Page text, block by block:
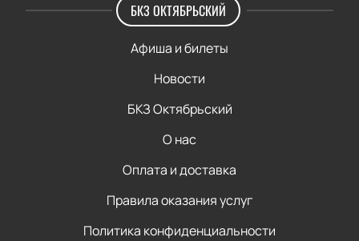
БКЗ ОКТЯБРЬСКИЙ
Афиша и билеты
Новости
БКЗ Октябрьский
О нас
Оплата и доставка
Правила оказания услуг
Политика конфиденциальности